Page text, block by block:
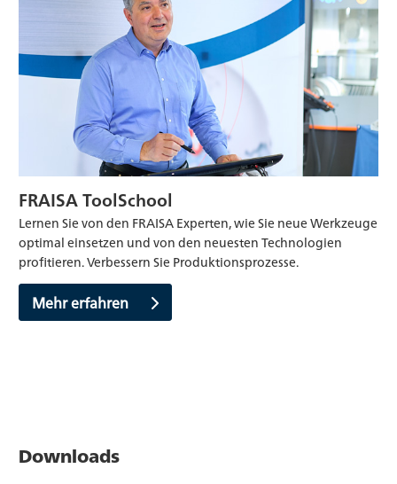
FRAISA ToolSchool
Lernen Sie von den FRAISA Experten, wie Sie neue Werkzeuge
optimal einsetzen und von den neuesten Technologien
profitieren. Verbessern Sie Produktionsprozesse.
Mehr erfahren
Downloads